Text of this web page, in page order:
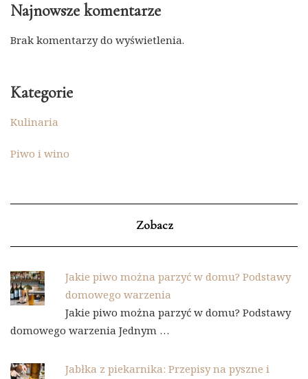
Najnowsze komentarze
Brak komentarzy do wyświetlenia.
Kategorie
Kulinaria
Piwo i wino
Zobacz
Jakie piwo można parzyć w domu? Podstawy
domowego warzenia
Jakie piwo można parzyć w domu? Podstawy
domowego warzenia Jednym …
Jabłka z piekarnika: Przepisy na pyszne i